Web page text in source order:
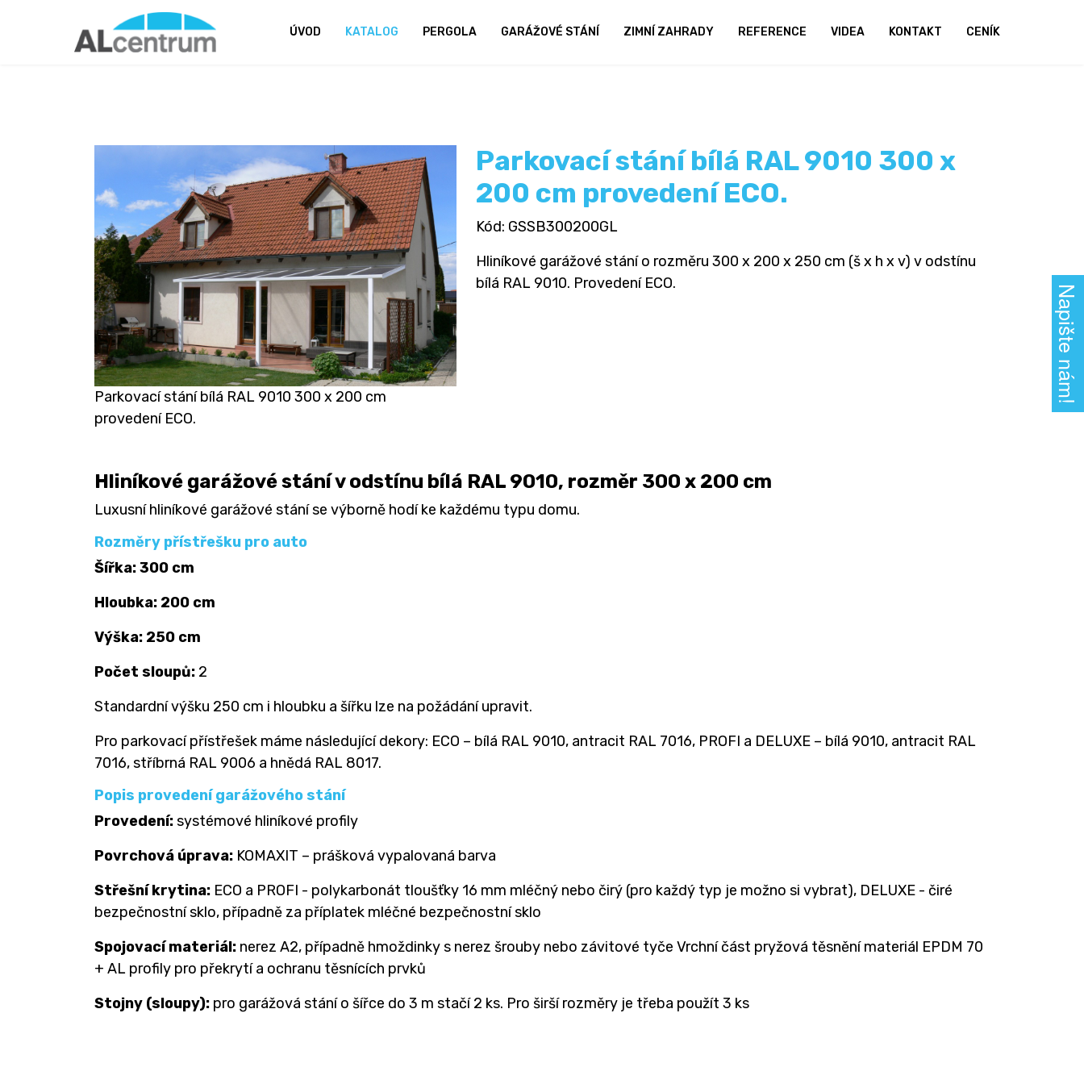
ÚVOD KATALOG PERGOLA GARÁŽOVÉ STÁNÍ ZIMNÍ ZAHRADY REFERENCE VIDEA KONTAKT CENÍK
Parkovací stání bílá RAL 9010 300 x 200 cm
provedení ECO.
Parkovací stání bílá RAL 9010 300 x
200 cm provedení ECO.
Kód: GSSB300200GL
Hliníkové garážové stání o rozměru 300 x 200 x 250 cm (š x h x v) v odstínu
bílá RAL 9010. Provedení ECO.
Hliníkové garážové stání v odstínu bílá RAL 9010, rozměr 300 x 200 cm
Luxusní hliníkové garážové stání se výborně hodí ke každému typu domu.
Rozměry přístřešku pro auto
Šířka: 300 cm
Hloubka: 200 cm
Výška: 250 cm
Počet sloupů: 2
Standardní výšku 250 cm i hloubku a šířku lze na požádání upravit.
Pro parkovací přístřešek máme následující dekory: ECO – bílá RAL 9010, antracit RAL 7016, PROFI a DELUXE – bílá 9010, antracit RAL
7016, stříbrná RAL 9006 a hnědá RAL 8017.
Popis provedení garážového stání
Provedení:systémové hliníkové profily
Povrchová úprava: KOMAXIT – prášková vypalovaná barva
Střešní krytina: ECO a PROFI - polykarbonát tloušťky 16 mm mléčný nebo čirý (pro každý typ je možno si vybrat), DELUXE - čiré
bezpečnostní sklo, případně za příplatek mléčné bezpečnostní sklo
Spojovací materiál: nerez A2, případně hmoždinky s nerez šrouby nebo závitové tyče Vrchní část pryžová těsnění materiál EPDM 70
+ AL profily pro překrytí a ochranu těsnících prvků
Stojny (sloupy): pro garážová stání o šířce do 3 m stačí 2 ks. Pro širší rozměry je třeba použít 3 ks
Napište nám!